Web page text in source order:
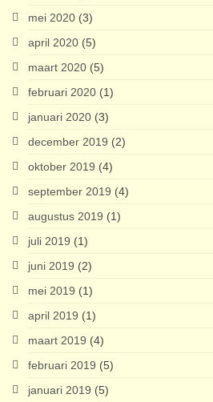
mei 2020 (3)
april 2020 (5)
maart 2020 (5)
februari 2020 (1)
januari 2020 (3)
december 2019 (2)
oktober 2019 (4)
september 2019 (4)
augustus 2019 (1)
juli 2019 (1)
juni 2019 (2)
mei 2019 (1)
april 2019 (1)
maart 2019 (4)
februari 2019 (5)
januari 2019 (5)